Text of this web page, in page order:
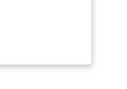
une largeur
hauteur de
haie